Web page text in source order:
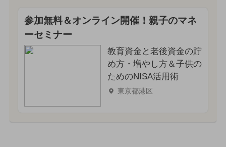
参加無料＆オンライン開催！親子のマネ
ーセミナー
教育資金と老後資金の貯
め方・増やし方＆子供の
ためのNISA活用術
東京都港区